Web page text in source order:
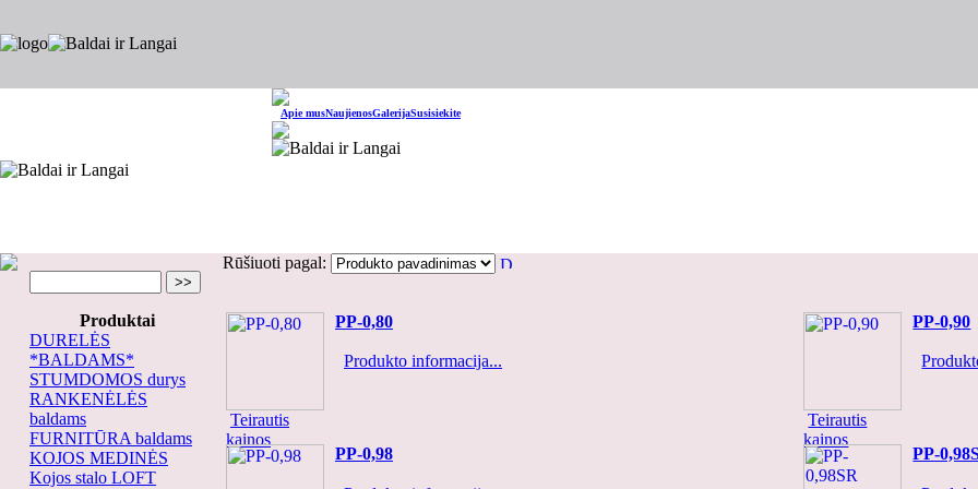
Apie musNaujienosGalerijaSusisiekite
Produktai
DURELĖS
*BALDAMS*
STUMDOMOS durys
RANKENĖLĖS
baldams
FURNITŪRA baldams
KOJOS MEDINĖS
Kojos stalo LOFT
Rūšiuoti pagal:
Teirautis
kainos
PP-0,80
Produkto informacija...
Teirautis
kainos
PP-0,90
PP-0,98 PP-